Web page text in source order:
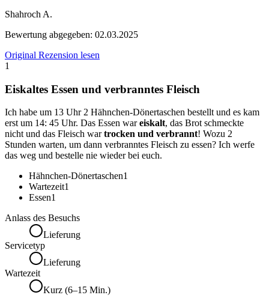
Shahroch A.
Bewertung abgegeben: 02.03.2025
Original Rezension lesen
1
Eiskaltes Essen und verbranntes Fleisch
Ich habe um 13 Uhr 2 Hähnchen-Dönertaschen bestellt und es kam
erst um 14: 45 Uhr. Das Essen wareiskalt, das Brot schmeckte
nicht und das Fleisch wartrocken und verbrannt! Wozu 2
Stunden warten, um dann verbranntes Fleisch zu essen? Ich werfe
das weg und bestelle nie wieder bei euch.
Hähnchen-Dönertaschen1
Wartezeit1
Essen1
Anlass des Besuchs
Lieferung
Servicetyp
Lieferung
Wartezeit
Kurz (6–15 Min.)